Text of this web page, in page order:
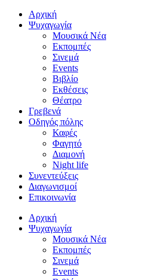
Αρχική
Ψυχαγωγία
Μουσικά Νέα
Εκπομπές
Σινεμά
Events
Βιβλίο
Εκθέσεις
Θέατρο
Γρεβενά
Οδηγός πόλης
Καφές
Φαγητό
Διαμονή
Night life
Συνεντεύξεις
Διαγωνισμοί
Επικοινωνία
Αρχική
Ψυχαγωγία
Μουσικά Νέα
Εκπομπές
Σινεμά
Events